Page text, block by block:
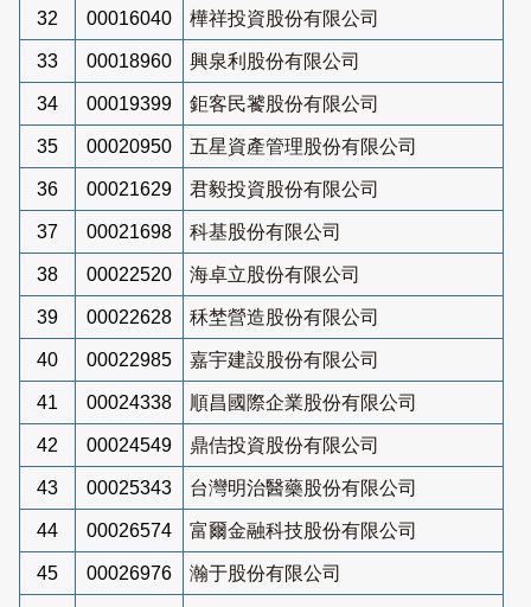
32 00016040 樺祥投資股份有限公司
33 00018960 興泉利股份有限公司
34 00019399 鉅客民饕股份有限公司
35 00020950 五星資產管理股份有限公司
36 00021629 君毅投資股份有限公司
37 00021698 科基股份有限公司
38 00022520 海卓立股份有限公司
39 00022628 秝埜營造股份有限公司
40 00022985 嘉宇建設股份有限公司
41 00024338 順昌國際企業股份有限公司
42 00024549 鼎佶投資股份有限公司
43 00025343 台灣明治醫藥股份有限公司
44 00026574 富爾金融科技股份有限公司
45 00026976 瀚于股份有限公司